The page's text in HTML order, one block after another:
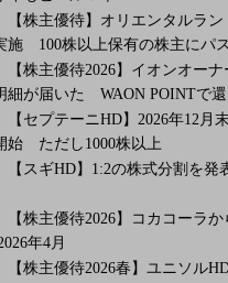
【株主優待】オリエンタルラ
施 100株以上保有の株主にパ
【株主優待2026】イオンオー
細が届いた WAON POINTで
【セプテーニHD】2026年12月
始 ただし1000株以上
【スギHD】1:2の株式分割を
【株主優待2026】コカコーラ
年4月
【株主優待2026春】ユニソル